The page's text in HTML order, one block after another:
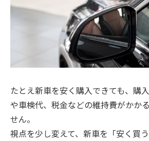
たとえ新車を安く購入できても、購
や車検代、税金などの維持費がかか
せん。
視点を少し変えて、新車を「安く買